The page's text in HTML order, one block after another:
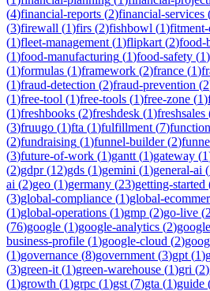
(4)financial-reports (2)financial-services
(3)firewall (1)firs (2)fishbowl (1)fitment-
(1)fleet-management (1)flipkart (2)food-
(1)food-manufacturing (1)food-safety (1)
(1)formulas (1)framework (2)france (1)
(1)fraud-detection (2)fraud-prevention (2
(1)free-tool (1)free-tools (1)free-zone (1)
(1)freshbooks (2)freshdesk (1)freshsales
(3)fruugo (1)fta (1)fulfillment (7)
(2)fundraising (1)funnel-builder(2)
(3)future-of-work (1)gantt (1)gateway (1
(2)gdpr(12)gds (1)gemini (1)general-ai (
ai (2)geo (1)germany (23)getting-started
(3)global-compliance (1)global-
(1)global-operations (1)gmp (2)go-live (2
(76)google (1)google-analytics (2)
business-profile (1)google-cloud (2)
(1)governance (8)government (3)gpt (1)
(3)green-it (1)green-warehouse (1)gri (2)
(1)growth (1)grpc (1)gst (7)gta (1)guide